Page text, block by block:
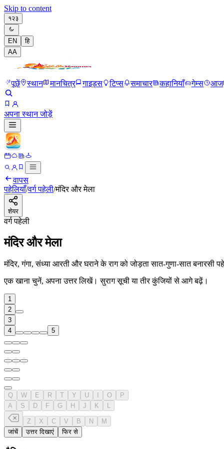
Skip to content
१२३
EN
हि
AA
पूछें स्थान मानचित्र गाइड्स टिप्स समाचार कहानियाँ गेम्स आज
अपना स्थान जोड़ें
वापस
पहेलियाँ/वर्ग पहेली/मंदिर और मेला
शेयर
वर्ग पहेली
मंदिर और मेला
मंदिर, गंगा, संध्या आरती और घराने के राग को जोड़ता सात-गुणा-सात बनारसी
एक खाना चुनें, अपना उत्तर लिखें। सुराग सूची या तीर कुंजियों से आगे बढ़ें।
1
2
3
4
5
Q W E R T Y U O
P
A
S D F G H J K
Z X C V B N
M
जांचें
उत्तर दिखाएं फिर से